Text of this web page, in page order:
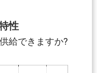
性
給できますか?